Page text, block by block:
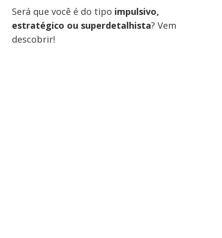
Será que você é do tipo impulsivo,
estratégico ou superdetalhista? Vem
descobrir!